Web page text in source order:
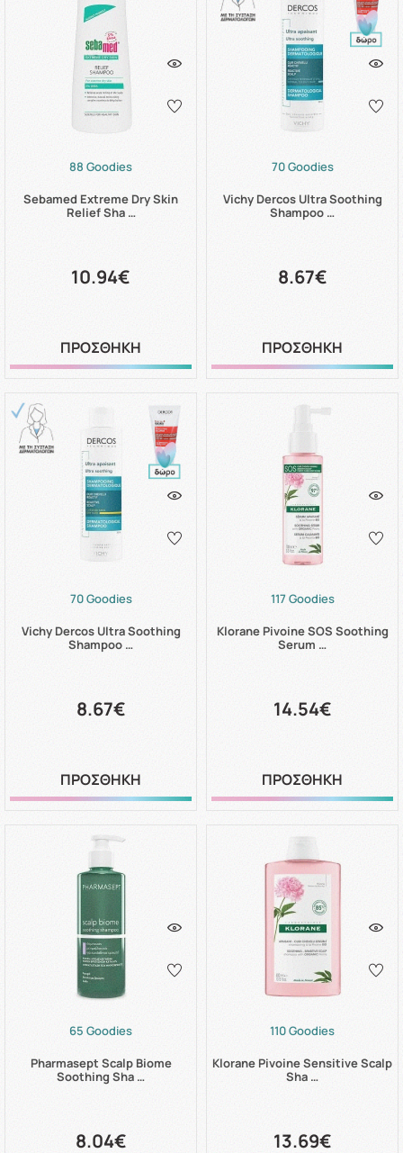
88 Goodies
Sebamed Extreme Dry Skin
Relief Sha …
10.94€
ΠΡΟΣΘΗΚΗ
70 Goodies
Vichy Dercos Ultra Soothing
Shampoo …
8.67€
ΠΡΟΣΘΗΚΗ
70 Goodies
Vichy Dercos Ultra Soothing
Shampoo …
8.67€
ΠΡΟΣΘΗΚΗ
117 Goodies
Klorane Pivoine SOS Soothing
Serum …
14.54€
ΠΡΟΣΘΗΚΗ
65 Goodies
Pharmasept Scalp Biome
Soothing Sha …
8.04€
110 Goodies
Klorane Pivoine Sensitive Scalp
Sha …
13.69€